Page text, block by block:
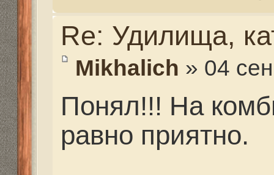
Re: Удилища,
2017, 18:09